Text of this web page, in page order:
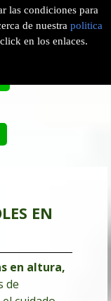
las condiciones para
de nuestra politica
en los enlaces.
TOLEDO
EN
en altura,
de